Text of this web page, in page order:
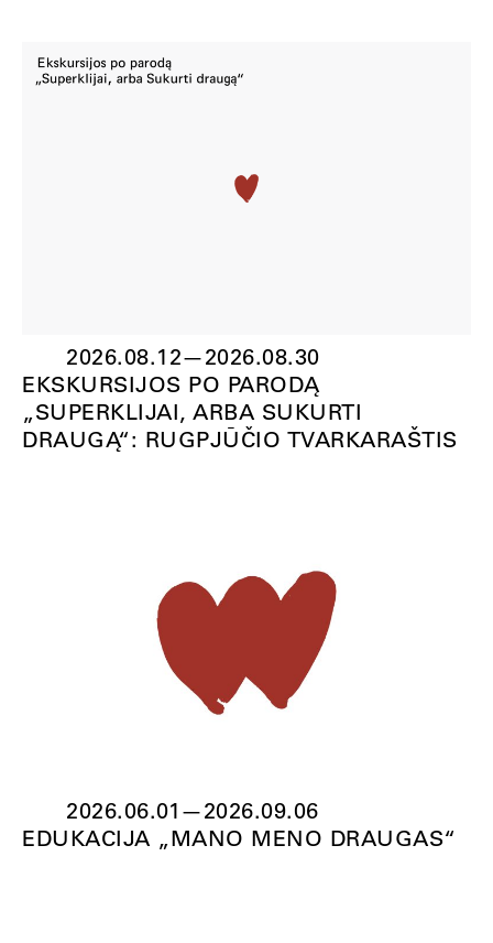
2026.08.12—2026.08.30
EKSKURSIJOS PO PARODĄ
„SUPERKLIJAI, ARBA SUKURTI
DRAUGĄ“: RUGPJŪČIO TVARKARAŠTIS
2026.06.01 —2026.09.06
EDUKACIJA „MANO MENO DRAUGAS“